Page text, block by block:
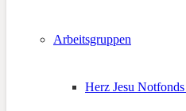
Arbeitsgruppen
Herz Jesu